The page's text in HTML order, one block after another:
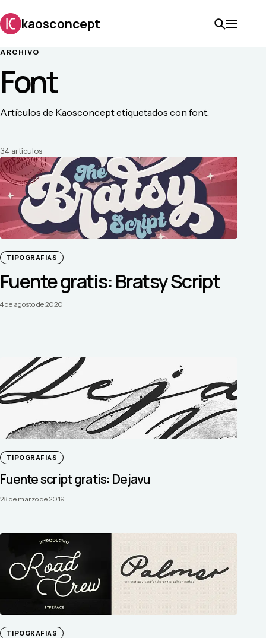
kaosconcept
ARCHIVO
Font
Artículos de Kaosconcept etiquetados con font.
34 artículos
TIPOGRAFIAS
Fuente gratis: Bratsy Script
4 de agosto de 2020
TIPOGRAFIAS
Fuente script gratis: Dejavu
28 de marzo de 2019
TIPOGRAFIAS